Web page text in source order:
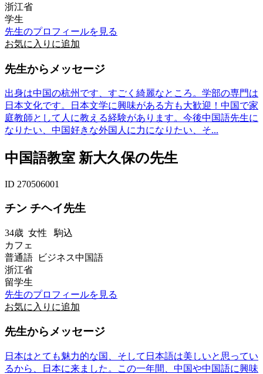
浙江省
学生
先生のプロフィールを見る
お気に入りに追加
先生からメッセージ
出身は中国の杭州です、すごく綺麗なところ。学部の専門は
日本文化です。日本文学に興味がある方も大歓迎！中国で家
庭教師として人に教える経験があります。今後中国語先生に
なりたい、中国好きな外国人に力になりたい、そ...
中国語教室 新大久保の先生
ID 270506001
チン チヘイ先生
34歳 女性 駒込
カフェ
普通語 ビジネス中国語
浙江省
留学生
先生のプロフィールを見る
お気に入りに追加
先生からメッセージ
日本はとても魅力的な国、そして日本語は美しいと思ってい
るから、日本に来ました。この一年間、中国や中国語に興味